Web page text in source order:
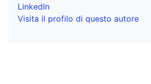
LinkedIn
Visita il profilo di questo autore